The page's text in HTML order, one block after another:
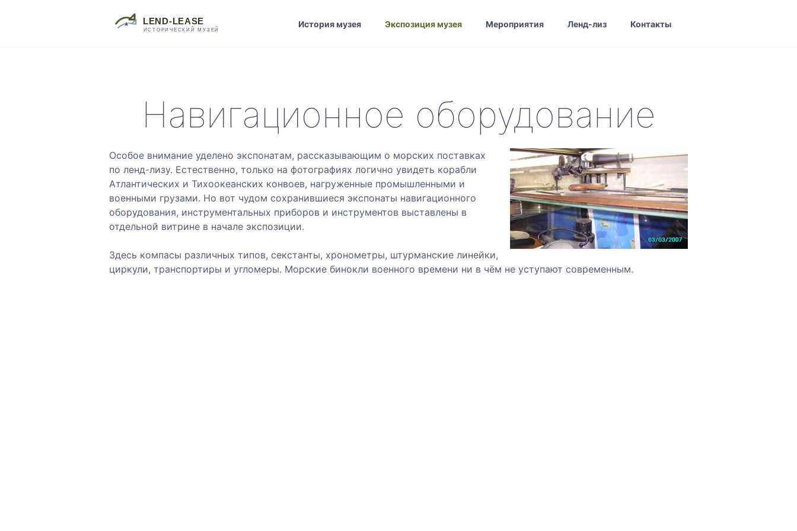
История музея Экспозиция музея Мероприятия Ленд-лиз Контакты
Навигационное оборудование
Особое внимание уделено экспонатам, рассказывающим о морских поставках
по ленд-лизу. Естественно, только на фотографиях логично увидеть корабли
Атлантических и Тихоокеанских конвоев, нагруженные промышленными и
военными грузами. Но вот чудом сохранившиеся экспонаты навигационного
оборудования, инструментальных приборов и инструментов выставлены в
отдельной витрине в начале экспозиции.
Здесь компасы различных типов, секстанты, хронометры, штурманские линейки,
циркули, транспортиры и угломеры. Морские бинокли военного времени ни в чём не уступают современным.